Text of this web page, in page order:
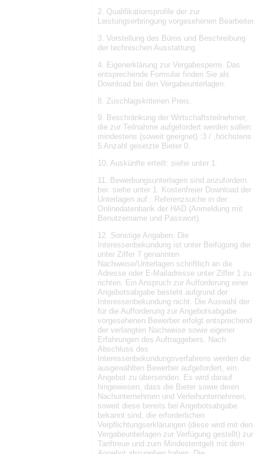
2. Qualifikationsprofile der zur
Leistungserbringung vorgesehenen Bearbeiter.
3. Vorstellung des Büros und Beschreibung
der technischen Ausstattung.
4. Eigenerklärung zur Vergabesperre. Das
entsprechende Formular finden Sie als
Download bei den Vergabeunterlagen.
8. Zuschlagskriterien Preis.
9. Beschränkung der Wirtschaftsteilnehmer,
die zur Teilnahme aufgefordert werden sollen:
mindestens (soweit geeignet) :3 / ,höchstens
5 Anzahl gesetzte Bieter 0.
10. Auskünfte erteilt: siehe unter 1.
11. Bewerbungsunterlagen sind anzufordern
bei: siehe unter 1. Kostenfreier Download der
Unterlagen auf : Referenzsuche in der
Onlinedatenbank der HAD (Anmeldung mit
Benutzername und Passwort).
12. Sonstige Angaben: Die
Interessenbekundung ist unter Beifügung der
unter Ziffer 7 genannten
Nachweise/Unterlagen schriftlich an die
Adresse oder E-Mailadresse unter Ziffer 1 zu
richten. Ein Anspruch zur Aufforderung einer
Angebotsabgabe besteht aufgrund der
Interessenbekundung nicht. Die Auswahl der
für die Aufforderung zur Angebotsabgabe
vorgesehenen Bewerber erfolgt entsprechend
der verlangten Nachweise sowie eigener
Erfahrungen des Auftraggebers. Nach
Abschluss des
Interessenbekundungsverfahrens werden die
ausgewählten Bewerber aufgefordert, ein
Angebot zu übersenden. Es wird darauf
hingewiesen, dass die Bieter sowie deren
Nachunternehmen und Verleihunternehmen,
soweit diese bereits bei Angebotsabgabe
bekannt sind, die erforderlichen
Verpflichtungserklärungen (diese wird mit den
Vergabeunterlagen zur Verfügung gestellt) zur
Tariftreue und zum Mindestentgelt mit dem